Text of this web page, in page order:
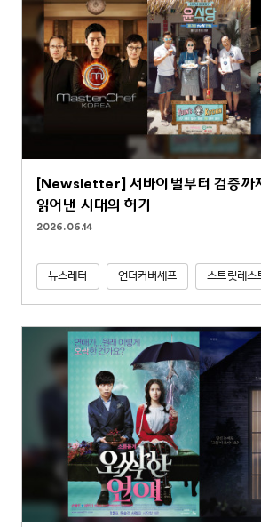
[Newsletter] 서바이벌부터 검증까
읽어낸 시대의 허기
2026.06.14
뉴스레터 언더커버셰프 스트릿레스